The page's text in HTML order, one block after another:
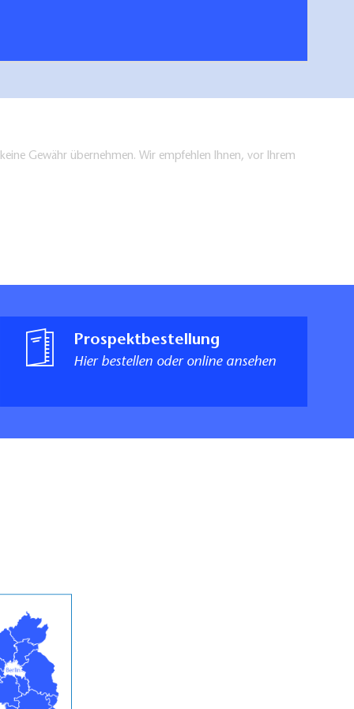
bestellen
Gewähr übernehmen. Wir empfehlen Ihnen, vor Ihrem
Prospektbestellung
Hier bestellen oder online ansehen